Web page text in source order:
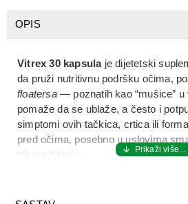
OPIS
Vitrex 30 kapsulaje dijetetski
da pruži nutritivnu podršku očima,
floatersa— poznatih kao “mušice” u
pomaže da se ublaže, a često i
simptomi ovih tačkica, crtica ili
pred očima, posebno u uslovima
tokom čitanja.